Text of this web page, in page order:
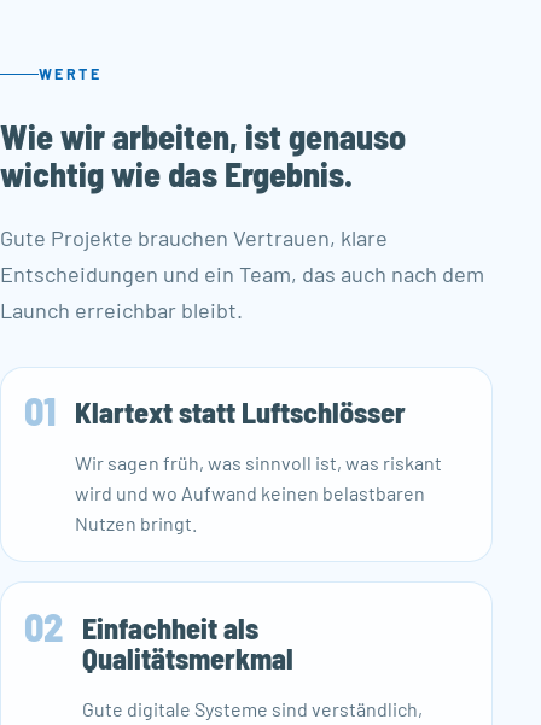
WERTE
Wie wir arbeiten, ist genauso
wichtig wie das Ergebnis.
Gute Projekte brauchen Vertrauen, klare
Entscheidungen und ein Team, das auch nach dem
Launch erreichbar bleibt.
01 Klartext statt Luftschlösser
Wir sagen früh, was sinnvoll ist, was riskant
wird und wo Aufwand keinen belastbaren
Nutzen bringt.
02 Einfachheit als
Qualitätsmerkmal
Gute digitale Systeme sind verständlich,